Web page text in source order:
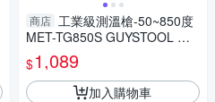
商店 工業級測溫槍-50~850度
MET-TG850S GUYSTOOL 測
溫度 溫度測量 量溫度 高溫溫度
計 紅外線測溫槍 工業用
$1,089
加入購物車